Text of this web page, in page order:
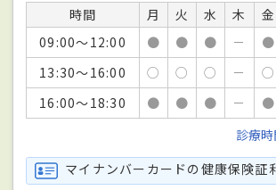
時間 月 火 水 木 金
09:00～12:00
● ● ● － ●
13:30～16:00
○ ○ ○ － ○
16:00～18:30
● ● ● － ●
診療
マイナンバーカードの健康保険証